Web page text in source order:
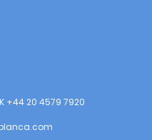
+44 20 4579 7920